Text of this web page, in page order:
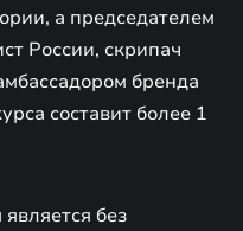
а председателем
России, скрипач
бренда
составит более 1
без